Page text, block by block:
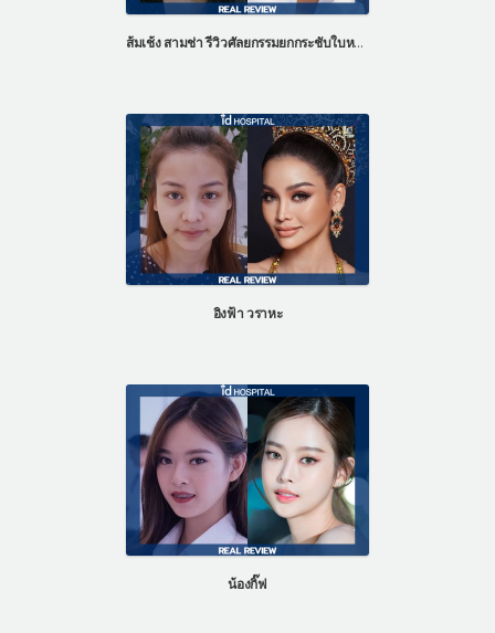
ส้มเช้ง สามช่า รีวิวศัลยกรรมยกกระชับใบหน้า ศัลยกรรมดึงหน้า
อิงฟ้า วราหะ
น้องกิ๊ฟ